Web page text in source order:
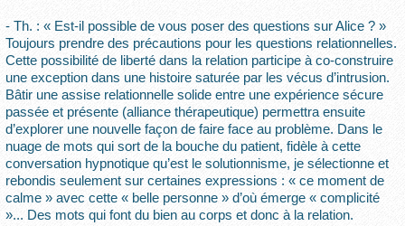
- Th. : « Est-il possible de vous poser des questions sur Alice ? »
Toujours prendre des précautions pour les questions relationnelles.
Cette possibilité de liberté dans la relation participe à co-construire
une exception dans une histoire saturée par les vécus d’intrusion.
Bâtir une assise relationnelle solide entre une expérience sécure
passée et présente (alliance thérapeutique) permettra ensuite
d’explorer une nouvelle façon de faire face au problème. Dans le
nuage de mots qui sort de la bouche du patient, fidèle à cette
conversation hypnotique qu’est le solutionnisme, je sélectionne et
rebondis seulement sur certaines expressions : « ce moment de
calme » avec cette « belle personne » d’où émerge « complicité
»... Des mots qui font du bien au corps et donc à la relation.